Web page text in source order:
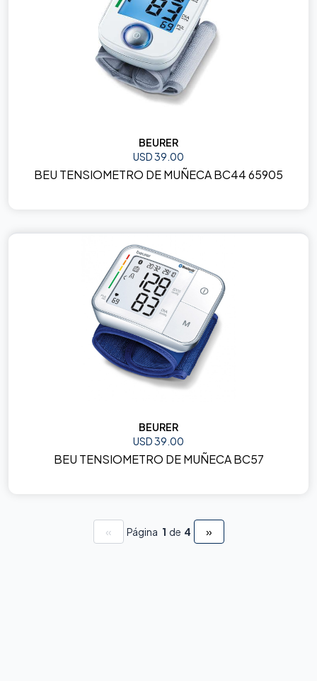
BEURER
USD 39.00
BEU TENSIOMETRO DE MUÑECA BC44 65905
BEURER
USD 39.00
BEU TENSIOMETRO DE MUÑECA BC57
« Página 1 de 4 »